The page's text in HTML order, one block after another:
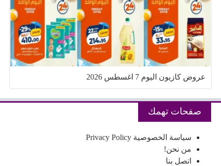
عروض كازيون اليوم 7 اغسطس 2026
صفحات تهمك
سياسة الخصوصية Privacy Policy
من نحن!
اتصل بنا